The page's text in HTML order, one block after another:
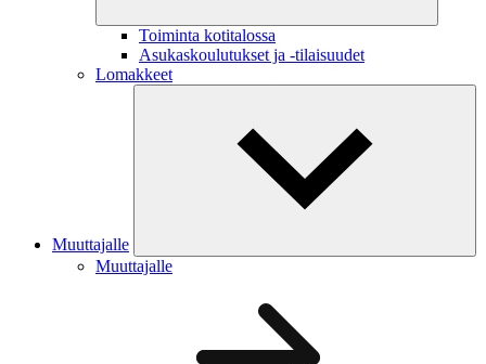
Toiminta kotitalossa
Asukaskoulutukset ja -tilaisuudet
Lomakkeet
Muuttajalle
Muuttajalle